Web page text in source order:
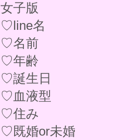
女子版
♡line名
♡名前
♡年齢
♡誕生日
♡血液型
♡住み
♡既婚or未婚